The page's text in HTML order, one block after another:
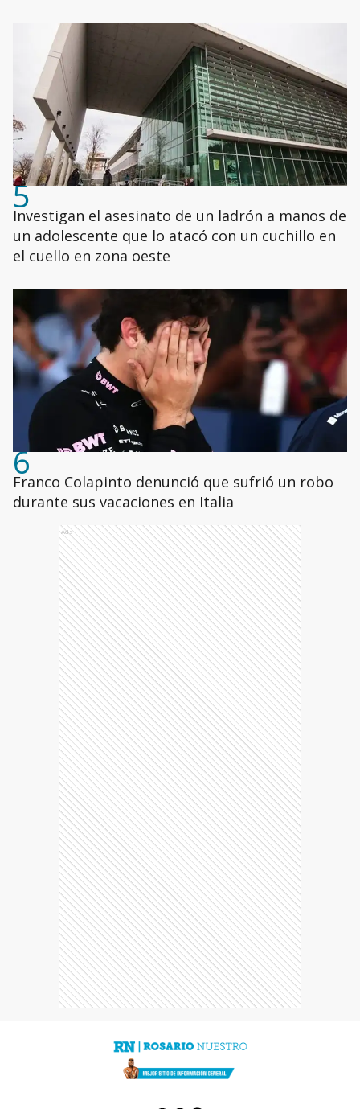
5
Investigan el asesinato de un ladrón a manos de
un adolescente que lo atacó con un cuchillo en
el cuello en zona oeste
6
Franco Colapinto denunció que sufrió un robo
durante sus vacaciones en Italia
Ads